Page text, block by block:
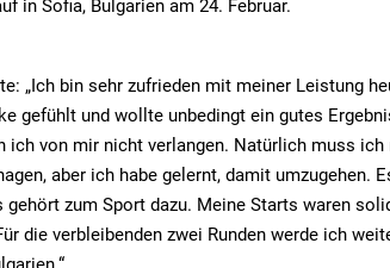
in Sofia, Bulgarien am 24. Februar.
„Ich bin sehr zufrieden mit meiner Leistung
gefühlt und wollte unbedingt ein gutes
ich von mir nicht verlangen. Natürlich muss ich
aber ich habe gelernt, damit umzugehen.
gehört zum Sport dazu. Meine Starts waren
die verbleibenden zwei Runden werde ich